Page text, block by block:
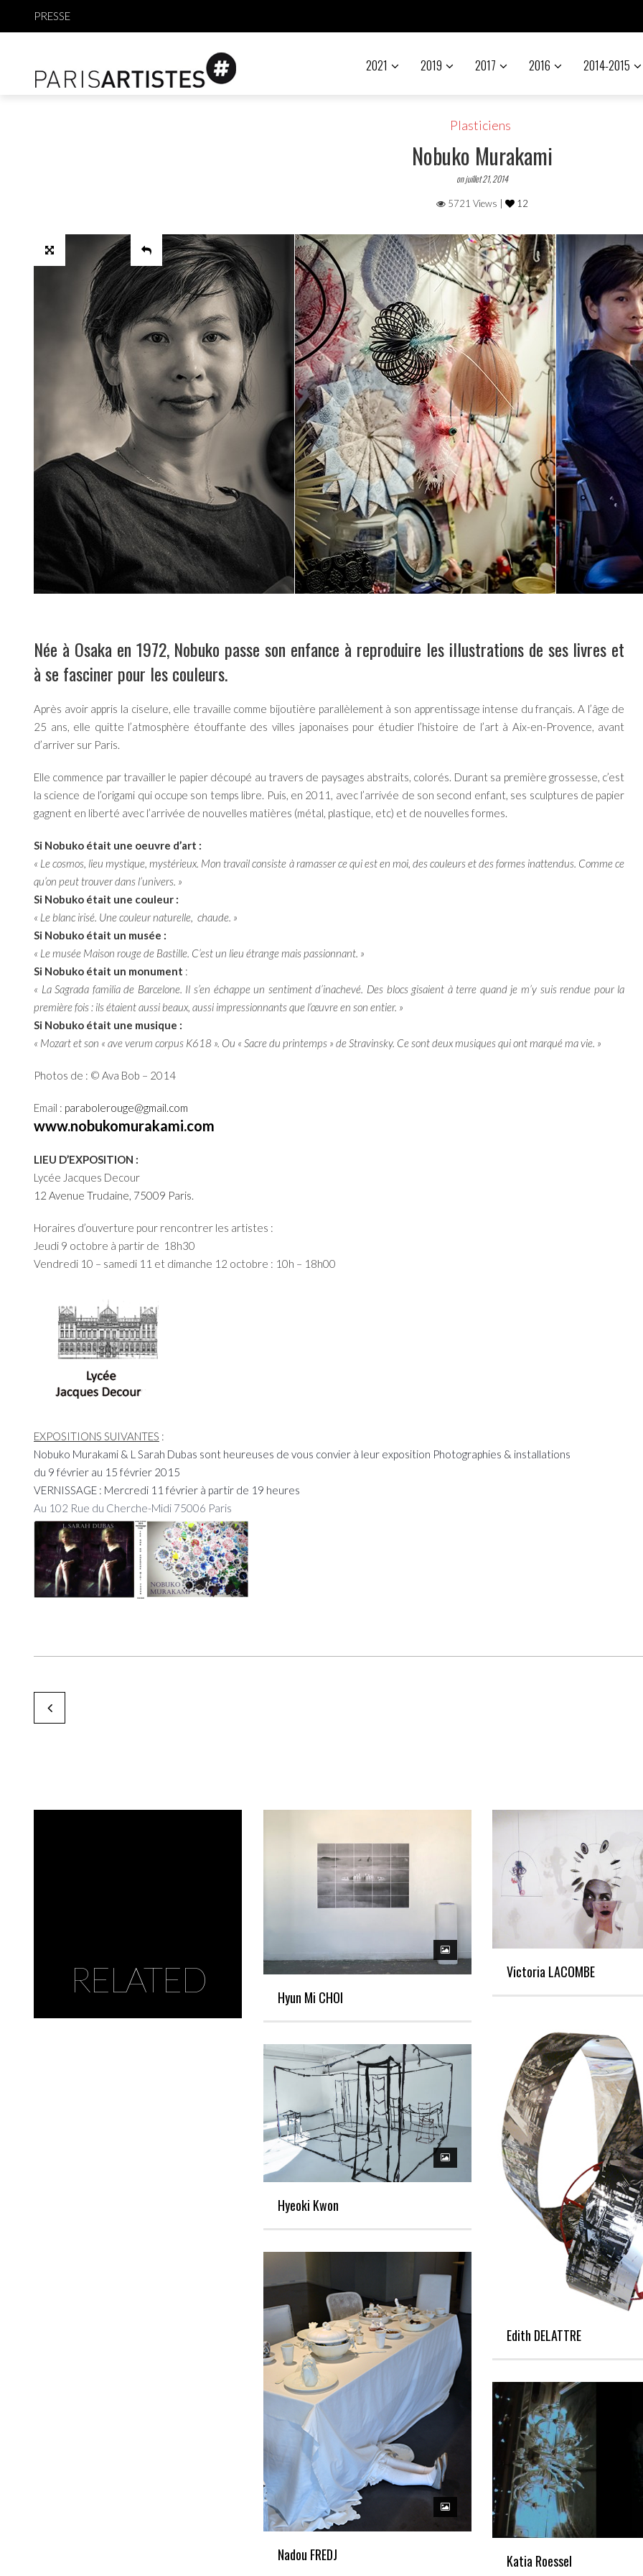
PRESSE
2021 2019 2017 2016 2014-2015
Plasticiens
Nobuko Murakami
on juillet 21, 2014
5721 Views | 12
Née à Osaka en 1972, Nobuko passe son enfance à reproduire les illustrations de ses livres et
à se fasciner pour les couleurs.
Après avoir appris la ciselure, elle travaille comme bijoutière parallèlement à son apprentissage intense du français. A l’âge de
25 ans, elle quitte l’atmosphère étouffante des villes japonaises pour étudier l’histoire de l’art à Aix-en-Provence, avant
d’arriver sur Paris.
Elle commence par travailler le papier découpé au travers de paysages abstraits, colorés. Durant sa première grossesse, c’est
la science de l’origami qui occupe son temps libre. Puis, en 2011, avec l’arrivée de son second enfant, ses sculptures de papier
gagnent en liberté avec l’arrivée de nouvelles matières (métal, plastique, etc) et de nouvelles formes.
Si Nobuko était une oeuvre d’art :
« Le cosmos, lieu mystique, mystérieux. Mon travail consiste à ramasser ce qui est en moi, des couleurs et des formes inattendus. Comme ce
qu’on peut trouver dans l’univers. »
Si Nobuko était une couleur :
« Le blanc irisé. Une couleur naturelle, chaude. »
Si Nobuko était un musée :
« Le musée Maison rouge de Bastille. C’est un lieu étrange mais passionnant. »
Si Nobuko était un monument :
« La Sagrada familia de Barcelone. Il s’en échappe un sentiment d’inachevé. Des blocs gisaient à terre quand je m’y suis rendue pour la
première fois : ils étaient aussi beaux, aussi impressionnants que l’œuvre en son entier. »
Si Nobuko était une musique :
« Mozart et son « ave verum corpus K618 ». Ou « Sacre du printemps » de Stravinsky. Ce sont deux musiques qui ont marqué ma vie. »
Photos de : © Ava Bob – 2014
Email : parabolerouge@gmail.com
www.nobukomurakami.com
LIEU D’EXPOSITION :
Lycée Jacques Decour
12 Avenue Trudaine, 75009 Paris.
Horaires d’ouverture pour rencontrer les artistes :
Jeudi 9 octobre à partir de 18h30
Vendredi 10 – samedi 11 et dimanche 12 octobre : 10h – 18h00
EXPOSITIONS SUIVANTES :
Nobuko Murakami & L Sarah Dubas sont heureuses de vous convier à leur exposition Photographies & installations
du 9 février au 15 février 2015
VERNISSAGE : Mercredi 11 février à partir de 19 heures
Au 102 Rue du Cherche-Midi 75006 Paris
RELATED Hyun Mi CHOI
Victoria LACOMBE
Edith DELATTRE
Hyeoki Kwon
Nadou FREDJ Katia Roessel